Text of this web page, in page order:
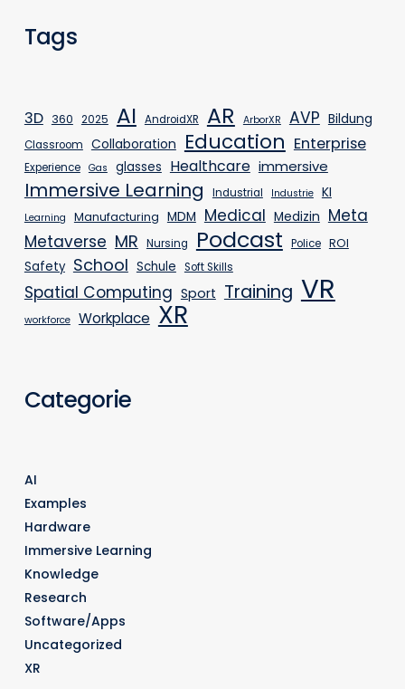
Tags
3D 360 2025 AI AndroidXR AR ArborXR AVP Bildung
Classroom Collaboration Education Enterprise
Experience Gas glasses Healthcare immersive
Immersive Learning Industrial Industrie KI
Learning Manufacturing MDM Medical Medizin Meta
Metaverse MR Nursing Podcast Police ROI
Safety School Schule Soft Skills
Spatial Computing Sport Training VR
workforce Workplace XR
Categorie
AI
Examples
Hardware
Immersive Learning
Knowledge
Research
Software/Apps
Uncategorized
XR